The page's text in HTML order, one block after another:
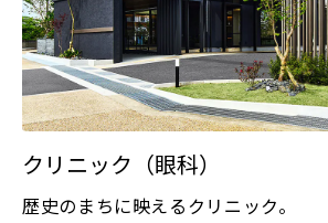
クリニック（眼科）
歴史のまちに映えるクリニック。